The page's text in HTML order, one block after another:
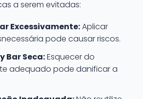
a serem evitadas:
Excessivamente:Aplicar
pode causar riscos.
Bar Seca:Esquecer do
adequado pode danificar a